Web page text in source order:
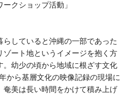
ークショップ活動」
らしていると沖縄の一部であった
ゾート地というイメージを抱く方
。幼少の頃から地域に根ざす文化
から基層文化の映像記録の現場に
奄美は長い時間をかけて積み上げ